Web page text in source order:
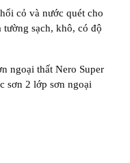
cỏ và nước quét cho
sạch, khô, có độ
ngoại thất Nero Super
sơn 2 lớp sơn ngoại